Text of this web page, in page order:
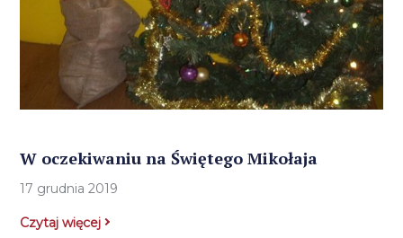
W oczekiwaniu na Świętego Mikołaja
17 grudnia 2019
Czytaj więcej